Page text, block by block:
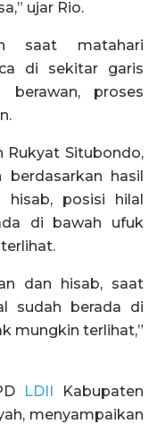
ujar Rio.
saat matahari
di sekitar garis
berawan, proses
Rukyat Situbondo,
hasil
hisab, posisi hilal
di bawah ufuk
dan hisab, saat
sudah berada di
mungkin terlihat,”
LDII Kabupaten
menyampaikan